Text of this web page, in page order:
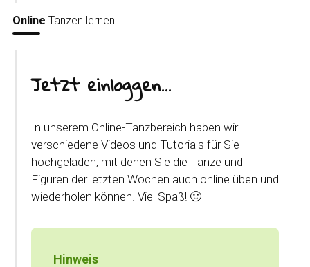
Online Tanzen lernen
Jetzt einloggen...
In unserem Online-Tanzbereich haben wir
verschiedene Videos und Tutorials für Sie
hochgeladen, mit denen Sie die Tänze und
Figuren der letzten Wochen auch online üben und
wiederholen können. Viel Spaß! 🙂
Hinweis